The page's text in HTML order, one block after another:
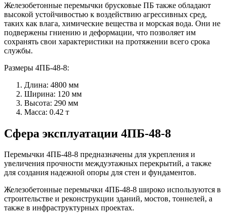
Железобетонные перемычки брусковые ПБ также обладают
высокой устойчивостью к воздействию агрессивных сред,
таких как влага, химические вещества и морская вода. Они не
подвержены гниению и деформации, что позволяет им
сохранять свои характеристики на протяжении всего срока
службы.
Размеры 4ПБ-48-8:
Длина: 4800 мм
Ширина: 120 мм
Высота: 290 мм
Масса: 0.42 т
Сфера эксплуатации 4ПБ-48-8
Перемычки 4ПБ-48-8 предназначены для укрепления и
увеличения прочности междуэтажных перекрытий, а также
для создания надежной опоры для стен и фундаментов.
Железобетонные перемычки 4ПБ-48-8 широко используются в
строительстве и реконструкции зданий, мостов, тоннелей, а
также в инфраструктурных проектах.